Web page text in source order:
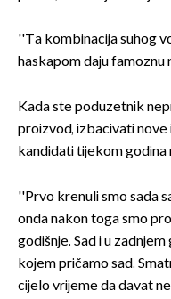
''Ta kombinacija suhog
haskapom daju famoznu
Kada ste poduzetnik
proizvod, izbacivati nove
kandidati tijekom godina
''Prvo krenuli smo sada
onda nakon toga smo
godišnje. Sad i u
kojem pričamo sad.
cijelo vrijeme da davat